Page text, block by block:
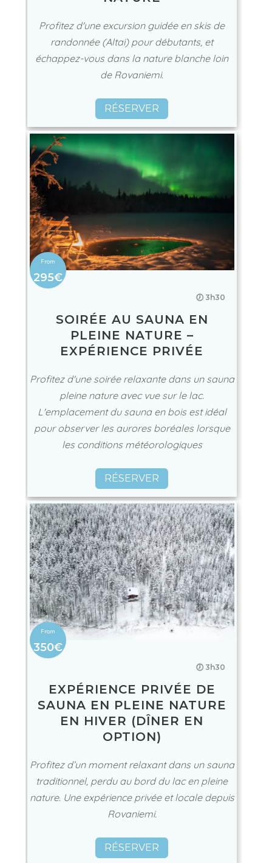
Profitez d'une excursion guidée en skis de
randonnée (Altai) pour débutants, et
échappez-vous dans la nature blanche loin
de Rovaniemi.
RÉSERVER
295€
🕖 3h30
SOIRÉE AU SAUNA EN
PLEINE NATURE –
EXPÉRIENCE PRIVÉE
Profitez d'une soirée relaxante dans un sauna
pleine nature avec vue sur le lac.
L'emplacement du sauna en bois est idéal
pour observer les aurores boréales lorsque
les conditions météorologiques
RÉSERVER
350€
🕖 3h30
EXPÉRIENCE PRIVÉE DE
SAUNA EN PLEINE NATURE
EN HIVER (DÎNER EN
OPTION)
Profitez d’un moment relaxant dans un sauna
traditionnel, perdu au bord du lac en pleine
nature. Une expérience privée et locale depuis
Rovaniemi.
RÉSERVER